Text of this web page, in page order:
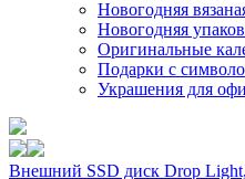
Новогодняя
Новогодняя
Оригинальные
Подарки с
Украшения для
Внешний SSD диск Drop